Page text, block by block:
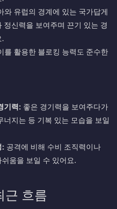
와 유럽의 경계에 있는 국가답게
정신력을 보여주며 끈기 있는 경
.
를 활용한 블로킹 능력도 준수한
기력: 좋은 경기력을 보여주다가
너지는 등 기복 있는 모습을 보일
: 공격에 비해 수비 조직력이나
움을 보일 수 있어요.
근 흐름